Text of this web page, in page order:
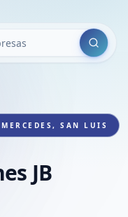
Buscar
SAN LUIS
JB